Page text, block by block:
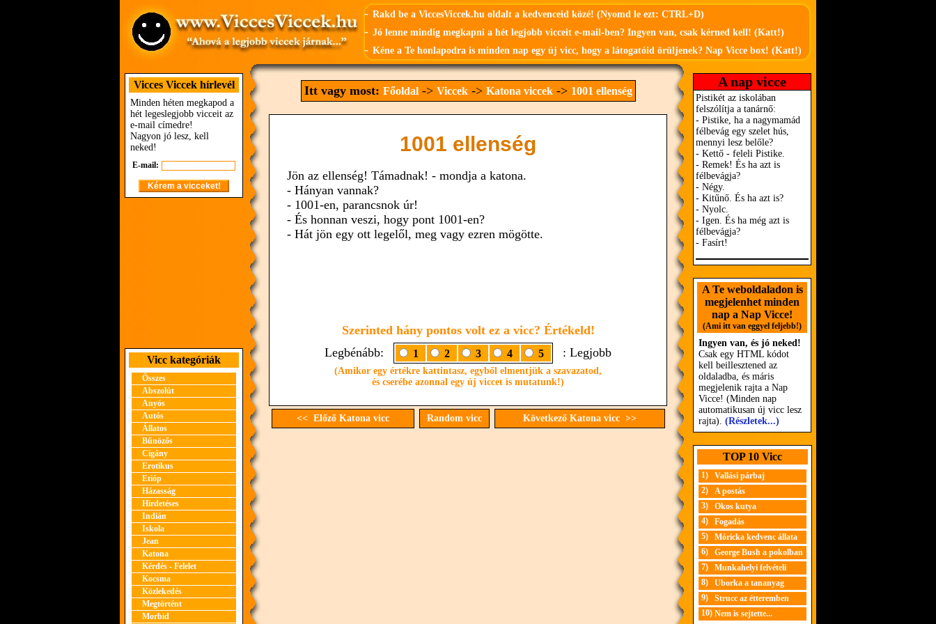
- Rakd be a ViccesViccek.hu oldalt a kedvenceid közé! (Nyomd le ezt: CTRL+D)
- Jó lenne mindig megkapni a hét legjobb vicceit e-mail-ben? Ingyen van, csak kérned kell! (Katt!)
- Kéne a Te honlapodra is minden nap egy új vicc, hogy a látogatóid örüljenek? Nap Vicce box! (Katt!)
Vicces Viccek hírlevél
Minden héten megkapod a
hét legeslegjobb vicceit az
e-mail címedre!
Nagyon jó lesz, kell
neked!
E-mail:
Vicc kategóriák
Összes
Abszolút
Anyós
Autós
Állatos
Bűnözős
Cigány
Erotikus
Etióp
Házasság
Hirdetéses
Indián
Iskola
Jean
Katona
Kérdés - Felelet
Kocsma
Közlekedés
Megtörtént
Morbid
Itt vagy most: Főoldal-> Viccek-> Katona viccek-> 1001 ellenség
1001 ellenség
Jön az ellenség! Támadnak! - mondja a katona.
- Hányan vannak?
- 1001-en, parancsnok úr!
- És honnan veszi, hogy pont 1001-en?
- Hát jön egy ott legelől, meg vagy ezren mögötte.
Szerinted hány pontos volt ez a vicc? Értékeld!
Legbénább:
1 2 3 4 5 : Legjobb
(Amikor egy értékre kattintasz, egyből elmentjük a szavazatod,
és cserébe azonnal egy új viccet is mutatunk!)
<< Előző Katona vicc Random vicc Következő Katona vicc >>
A nap vicce
A Te weboldaladon is
megjelenhet minden
nap a Nap Vicce!
(Ami itt van eggyel feljebb!)
Ingyen van, és jó neked!
Csak egy HTML kódot
kell beillesztened az
oldaladba, és máris
megjelenik rajta a Nap
Vicce! (Minden nap
automatikusan új vicc lesz
rajta). (Részletek...)
TOP 10 Vicc
1)
Vallási párbaj
2)
A postás
3)
Okos kutya
4)
Fogadás
5)
Móricka kedvenc állata
6)
George Bush a pokolban
7)
Munkahelyi felvételi
8)
Uborka a tananyag
9)
Strucc az étteremben
10) Nem is sejtette...